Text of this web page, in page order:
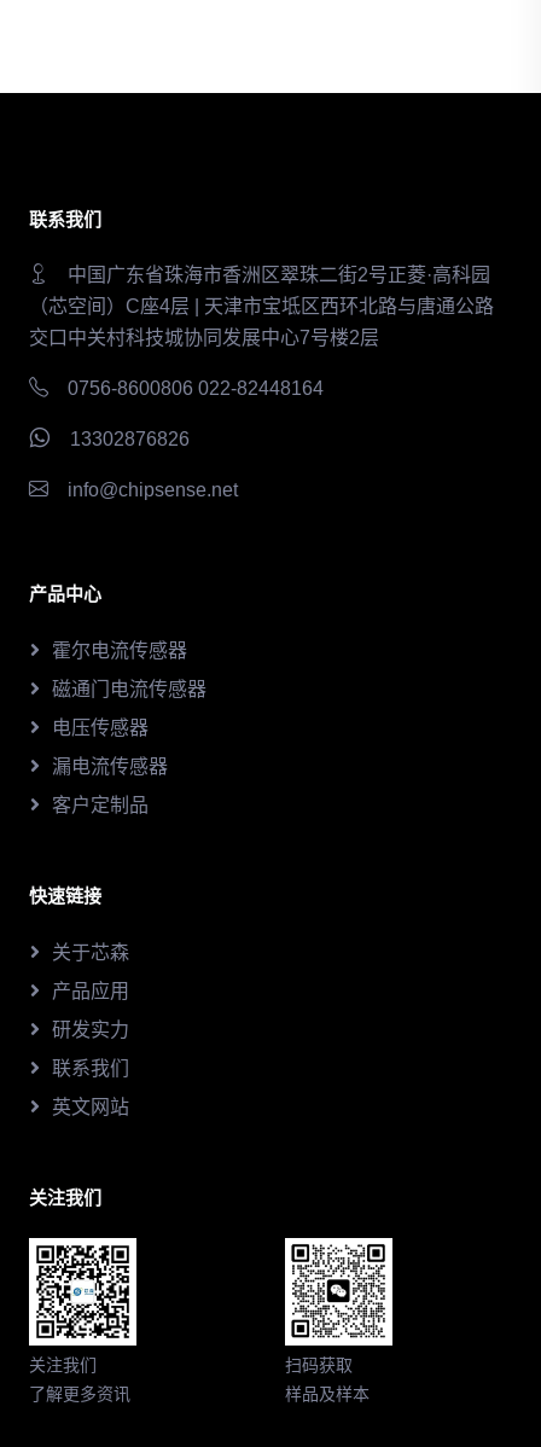
联系我们
中国广东省珠海市香洲区翠珠二街2号正菱·高科园
（芯空间）C座4层 | 天津市宝坻区西环北路与唐通公路
交口中关村科技城协同发展中心7号楼2层
0756-8600806 022-82448164
13302876826
info@chipsense.net
产品中心
霍尔电流传感器
磁通门电流传感器
电压传感器
漏电流传感器
客户定制品
快速链接
关于芯森
产品应用
研发实力
联系我们
英文网站
关注我们
关注我们
了解更多资讯
扫码获取
样品及样本